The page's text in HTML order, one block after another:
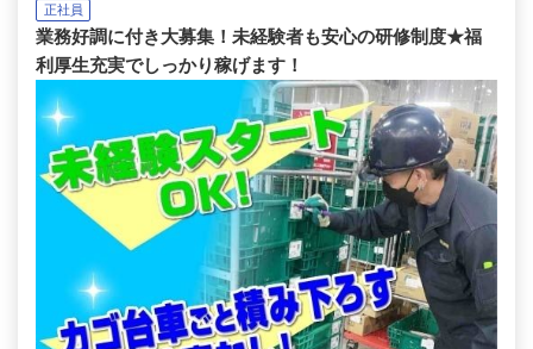
正社員
業務好調に付き大募集！未経験者も安心の研修制度★福
利厚生充実でしっかり稼げます！